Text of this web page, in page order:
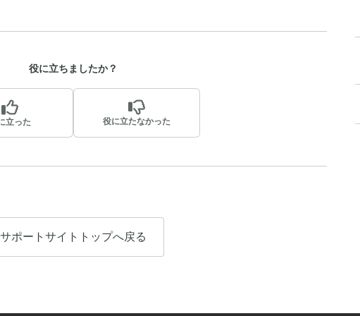
役に立ちましたか？
立った 役に立たなかった
サポートサイトトップへ戻る